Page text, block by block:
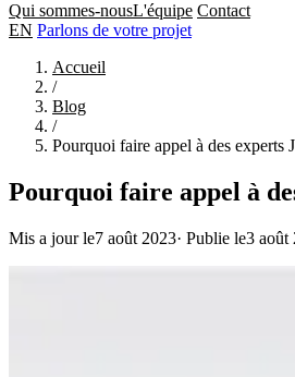
Qui sommes-nousL'équipe Contact
EN Parlons de votre projet
Accueil
/
Blog
/
Pourquoi faire appel à des experts
Pourquoi faire appel à
Mis a jour le7 août 2023· Publie le3 août